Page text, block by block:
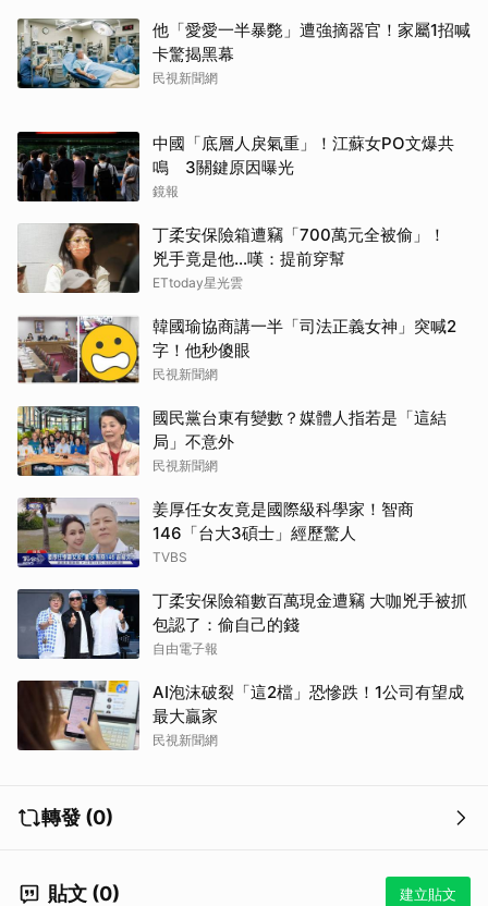
他「愛愛一半暴斃」遭強摘器官！家屬1招喊
卡驚揭黑幕
民視新聞網
中國「底層人戾氣重」！江蘇女PO文爆共
鳴 3關鍵原因曝光
鏡報
丁柔安保險箱遭竊「700萬元全被偷」！
兇手竟是他...嘆：提前穿幫
ETtoday星光雲
韓國瑜協商講一半「司法正義女神」突喊2
字！他秒傻眼
民視新聞網
國民黨台東有變數？媒體人指若是「這結
局」不意外
民視新聞網
姜厚任女友竟是國際級科學家！智商
146「台大3碩士」經歷驚人
TVBS
丁柔安保險箱數百萬現金遭竊 大咖兇手被抓
包認了：偷自己的錢
自由電子報
AI泡沫破裂「這2檔」恐慘跌！1公司有望成
最大贏家
民視新聞網
轉發 (0)
貼文 (0) 建立貼文